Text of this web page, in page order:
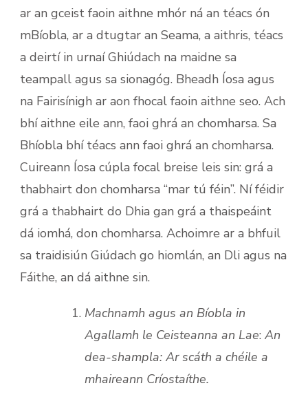
ar an gceist faoin aithne mhór ná an téacs ón
mBíobla, ar a dtugtar an Seama, a aithris, téacs
a deirtí in urnaí Ghiúdach na maidne sa
teampall agus sa sionagóg. Bheadh Íosa agus
na Fairisínigh ar aon fhocal faoin aithne seo. Ach
bhí aithne eile ann, faoi ghrá an chomharsa. Sa
Bhíobla bhí téacs ann faoi ghrá an chomharsa.
Cuireann Íosa cúpla focal breise leis sin: grá a
thabhairt don chomharsa “mar tú féin”. Ní féidir
grá a thabhairt do Dhia gan grá a thaispeáint
dá iomhá, don chomharsa. Achoimre ar a bhfuil
sa traidisiún Giúdach go hiomlán, an Dli agus na
Fáithe, an dá aithne sin.
Machnamh agus an Bíobla in
Agallamh le Ceisteanna an Lae: An
dea-shampla: Ar scáth a chéile a
mhaireann Críostaíthe.